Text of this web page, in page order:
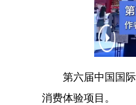
第六届中国国际
消费体验项目。